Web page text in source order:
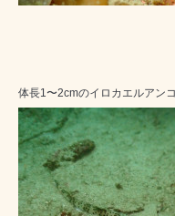
体長1〜2cmのイロカエルアン